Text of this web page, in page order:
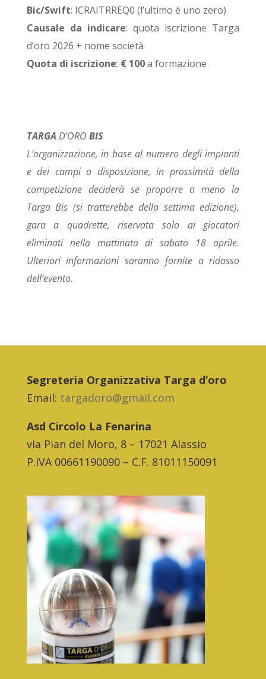
Bic/Swift: ICRAITRREQ0 (l’ultimo è uno zero)
Causale da indicare: quota iscrizione Targa
d’oro 2026 + nome società
Quota di iscrizione: € 100a formazione
TARGA D’ORO BIS
L’organizzazione, in base al numero degli impianti
e dei campi a disposizione, in prossimità della
competizione deciderà se proporre o meno la
Targa Bis (si tratterebbe della settima edizione),
gara a quadrette, riservata solo ai giocatori
eliminati nella mattinata di sabato 18 aprile.
Ulteriori informazioni saranno fornite a ridosso
dell’evento.
Segreteria Organizzativa Targa d’oro
Email: targadoro@gmail.com
Asd Circolo La Fenarina
via Pian del Moro, 8 – 17021 Alassio
P.IVA 00661190090 – C.F. 81011150091